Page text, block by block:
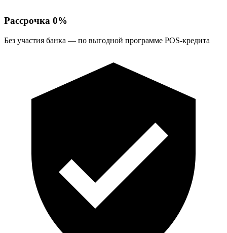
Рассрочка 0%
Без участия банка — по выгодной программе POS-кредита